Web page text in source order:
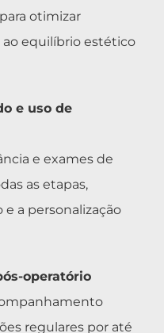
otimizar
equilíbrio estético
e uso de
e exames de
as etapas,
a personalização
operatório
regulares por até